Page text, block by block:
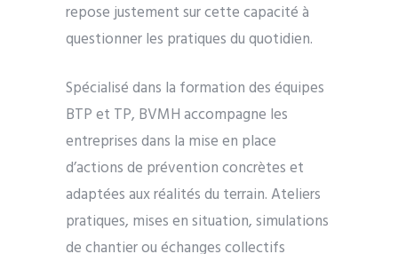
repose justement sur cette capacité à
questionner les pratiques du quotidien.
Spécialisé dans la formation des équipes
BTP et TP, BVMH accompagne les
entreprises dans la mise en place
d’actions de prévention concrètes et
adaptées aux réalités du terrain. Ateliers
pratiques, mises en situation, simulations
de chantier ou échanges collectifs